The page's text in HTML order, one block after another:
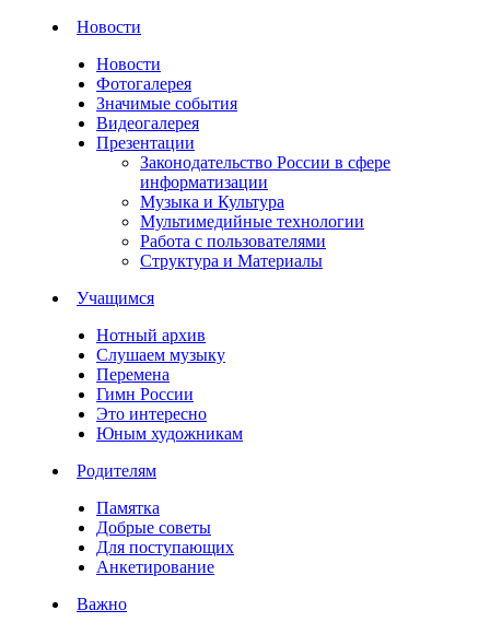
Новости
Новости
Фотогалерея
Значимые события
Видеогалерея
Презентации
Законодательство России в сфере
информатизации
Музыка и Культура
Мультимедийные технологии
Работа с пользователями
Структура и Материалы
Учащимся
Нотный архив
Слушаем музыку
Перемена
Гимн России
Это интересно
Юным художникам
Родителям
Памятка
Добрые советы
Для поступающих
Анкетирование
Важно